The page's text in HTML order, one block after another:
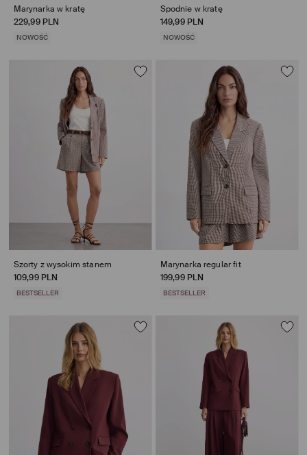
Marynarka w kratę
229,99 PLN
NOWOŚĆ
Spodnie w kratę
149,99 PLN
NOWOŚĆ
Szorty z wysokim stanem
109,99 PLN
BESTSELLER
Marynarka regular fit
199,99 PLN
BESTSELLER